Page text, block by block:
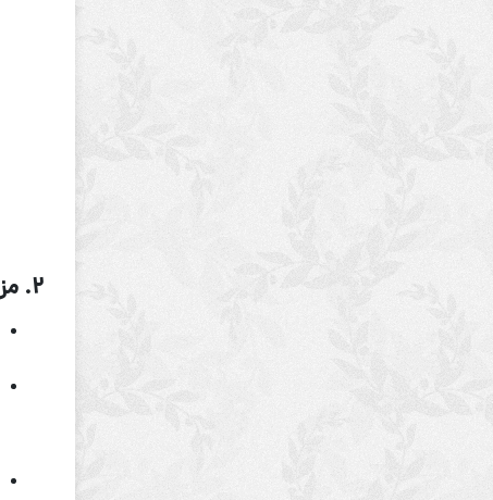
۲. مزایای خرید ساچمه نقره نسبت به طلا